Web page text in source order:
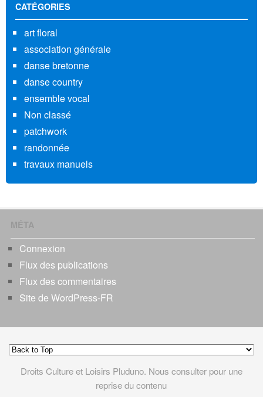
CATÉGORIES
art floral
association générale
danse bretonne
danse country
ensemble vocal
Non classé
patchwork
randonnée
travaux manuels
MÉTA
Connexion
Flux des publications
Flux des commentaires
Site de WordPress-FR
Droits Culture et Loisirs Pluduno. Nous consulter pour une
reprise du contenu